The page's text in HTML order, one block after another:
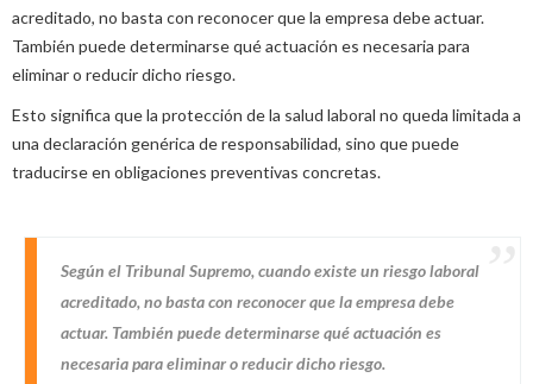
acreditado, no basta con reconocer que la empresa debe actuar.
También puede determinarse qué actuación es necesaria para
eliminar o reducir dicho riesgo.
Esto significa que la protección de la salud laboral no queda limitada a
una declaración genérica de responsabilidad, sino que puede
traducirse en obligaciones preventivas concretas.
Según el Tribunal Supremo, cuando existe un riesgo laboral
acreditado, no basta con reconocer que la empresa debe
actuar. También puede determinarse qué actuación es
necesaria para eliminar o reducir dicho riesgo.